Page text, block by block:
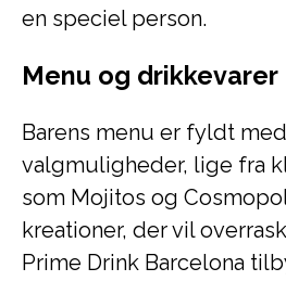
en speciel person.
Menu og drikkevarer
Barens menu er fyldt
valgmuligheder, lige fra
som Mojitos og
kreationer, der vil
Prime Drink Barcelona